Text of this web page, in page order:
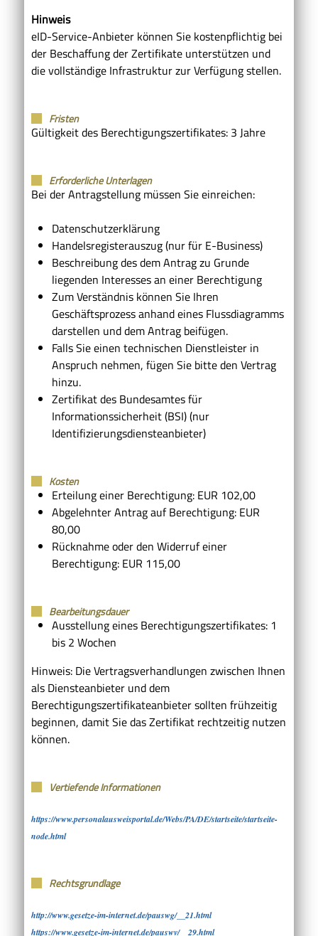
Hinweis
eID-Service-Anbieter können Sie kostenpflichtig bei
der Beschaffung der Zertifikate unterstützen und
die vollständige Infrastruktur zur Verfügung stellen.
Fristen
Gültigkeit des Berechtigungszertifikates: 3 Jahre
Erforderliche Unterlagen
Bei der Antragstellung müssen Sie einreichen:
Datenschutzerklärung
Handelsregisterauszug (nur für E-Business)
Beschreibung des dem Antrag zu Grunde
liegenden Interesses an einer Berechtigung
Zum Verständnis können Sie Ihren
Geschäftsprozess anhand eines Flussdiagramms
darstellen und dem Antrag beifügen.
Falls Sie einen technischen Dienstleister in
Anspruch nehmen, fügen Sie bitte den Vertrag
hinzu.
Zertifikat des Bundesamtes für
Informationssicherheit (BSI) (nur
Identifizierungsdiensteanbieter)
Kosten
Erteilung einer Berechtigung: EUR 102,00
Abgelehnter Antrag auf Berechtigung: EUR
80,00
Rücknahme oder den Widerruf einer
Berechtigung: EUR 115,00
Bearbeitungsdauer
Ausstellung eines Berechtigungszertifikates: 1
bis 2 Wochen
Hinweis: Die Vertragsverhandlungen zwischen Ihnen
als Diensteanbieter und dem
Berechtigungszertifikateanbieter sollten frühzeitig
beginnen, damit Sie das Zertifikat rechtzeitig nutzen
können.
Vertiefende Informationen
https://www.personalausweisportal.de/Webs/PA/DE/startseite/startseite-
node.html
Rechtsgrundlage
http://www.gesetze-im-internet.de/pauswg/__21.html
https://www.gesetze-im-internet.de/pauswv/__29.html